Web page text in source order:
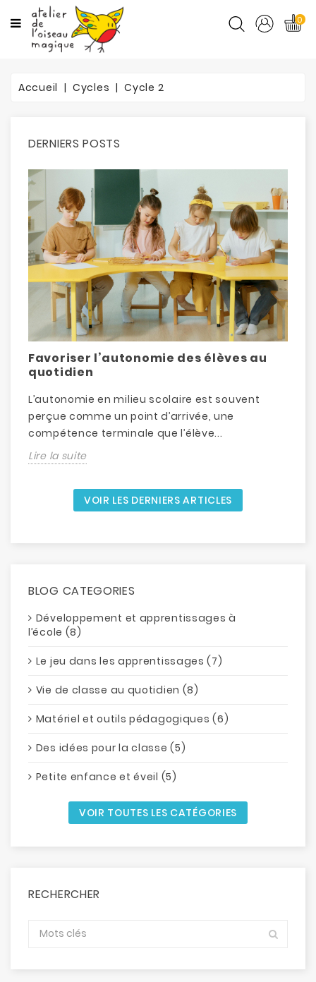
CATÉGORIES
PROMOTIONS
BLOG
0
Accueil Cycles Cycle 2
DERNIERS POSTS
Favoriser l’autonomie des élèves au
quotidien
L’autonomie en milieu scolaire est souvent
perçue comme un point d’arrivée, une
compétence terminale que l’élève...
Lire la suite
VOIR LES DERNIERS ARTICLES
BLOG CATEGORIES
Développement et apprentissages à
l’école (8)
Le jeu dans les apprentissages (7)
Vie de classe au quotidien (8)
Matériel et outils pédagogiques (6)
Des idées pour la classe (5)
Petite enfance et éveil (5)
VOIR TOUTES LES CATÉGORIES
RECHERCHER